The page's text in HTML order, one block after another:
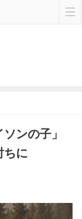
ンの子」
ちに